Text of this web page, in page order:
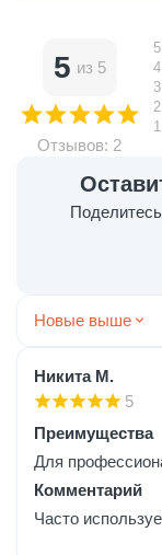
5 из 5
Отзывов: 2
Новые выше
Никита М.
5
Преимущества
Для
Комментарий
Часто